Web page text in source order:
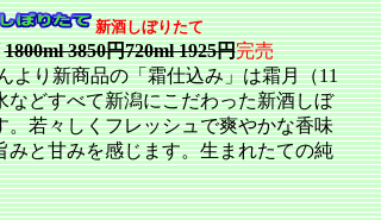
新酒しぼりたて
1800ml 3850円720ml 1925円完売
より新商品の「霜仕込み」は霜月（11
どすべて新潟にこだわった新酒しぼ
若々しくフレッシュで爽やかな香味
と甘みを感じます。生まれたての純